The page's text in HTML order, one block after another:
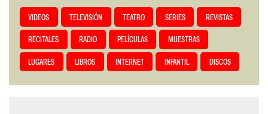
VIDEOS TELEVISIÓN TEATRO SERIES REVISTAS
RECITALES RADIO PELÍCULAS MUESTRAS
LUGARES LIBROS INTERNET INFANTIL DISCOS